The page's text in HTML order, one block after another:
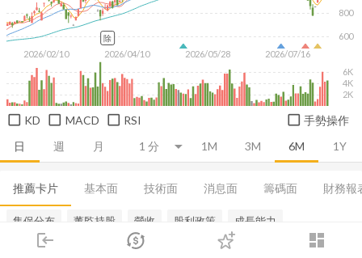
login dashboard
市場 登入
日 週 月 1M 3M 6M 1Y
2026/02/10 2026/04/10 2026/05/28 2026/07/16
600
800
2K
4K
6K
除
KD MACD RSI 手勢操作
推薦卡片 基本面 技術面 消息面 籌碼面 財務報
集保分布 董監持股 營收 股利政策 成長能力